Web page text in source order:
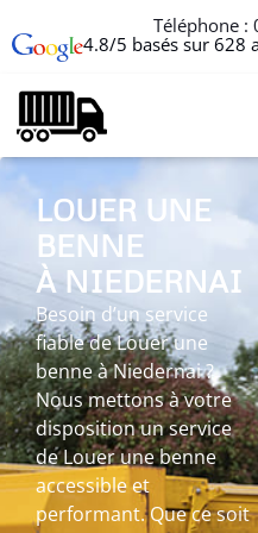
Téléphone :
4.8/5 basés sur 628
LOUER UNE
BENNE
À NIEDERNAI
Besoin d’un service
fiable de Louer une
benne à Niedernai ?
Nous mettons à votre
disposition un service
de Louer une benne
accessible et
performant. Que ce soit